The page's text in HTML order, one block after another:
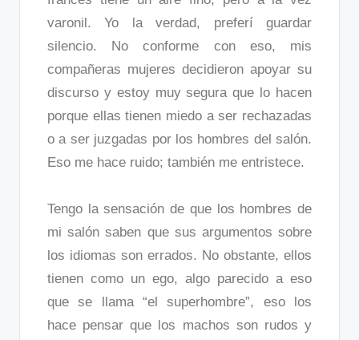
varonil. Yo la verdad, preferí guardar
silencio. No conforme con eso, mis
compañeras mujeres decidieron apoyar su
discurso y estoy muy segura que lo hacen
porque ellas tienen miedo a ser rechazadas
o a ser juzgadas por los hombres del salón.
Eso me hace ruido; también me entristece.
Tengo la sensación de que los hombres de
mi salón saben que sus argumentos sobre
los idiomas son errados. No obstante, ellos
tienen como un ego, algo parecido a eso
que se llama “el superhombre”, eso los
hace pensar que los machos son rudos y